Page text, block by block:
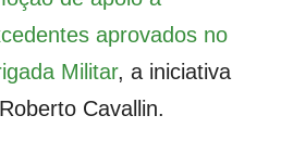
aprovados no
Militar, a iniciativa
Cavallin.